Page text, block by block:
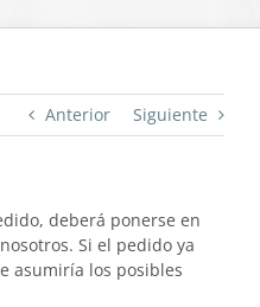
Anterior Siguiente
deberá ponerse en
Si el pedido ya
asumiría los posibles